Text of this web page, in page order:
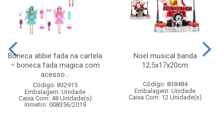
Boneca abbie fada na cartela
– boneca fada magica com
acesso...
Código: 832915
Embalagem: Unidade
Caixa Com: 48 Unidade(s)
Inmetro: 008356/2019
Noel musical banda
12,5x17x20cm
Código: 838484
Embalagem: Unidade
Caixa Com: 12 Unidade(s)